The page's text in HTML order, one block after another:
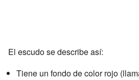
El escudo se describe así:
Tiene un fondo de color rojo